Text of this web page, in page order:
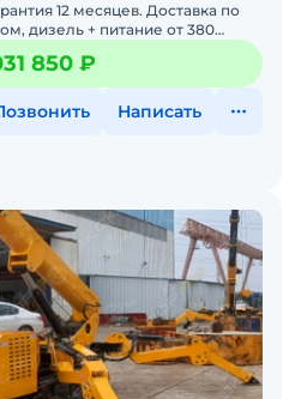
12 месяцев. Доставка по
дизель + питание от 380
подъема:17,5 мСпособ
850 ₽
Написать